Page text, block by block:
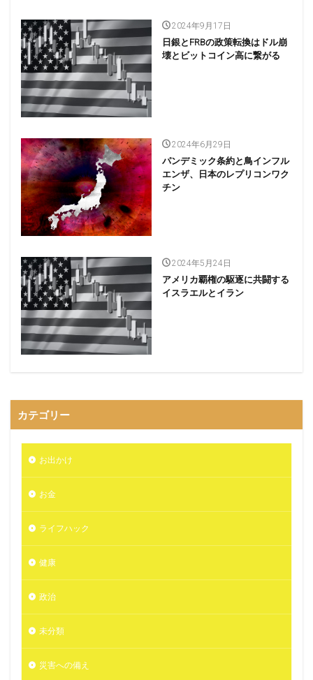
2024年9月17日
日銀とFRBの政策転換はドル崩
壊とビットコイン高に繋がる
2024年6月29日
パンデミック条約と鳥インフル
エンザ、日本のレプリコンワク
チン
2024年5月24日
アメリカ覇権の駆逐に共闘する
イスラエルとイラン
カテゴリー
お出かけ
お金
ライフハック
健康
政治
未分類
災害への備え